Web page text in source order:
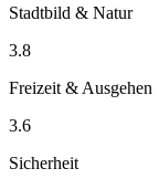
Stadtbild & Natur
3.8
Freizeit & Ausgehen
3.6
Sicherheit